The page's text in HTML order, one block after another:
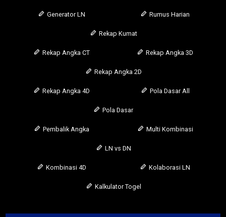
Generator LN Rumus Harian
Rekap Kumat
Rekap Angka CT Rekap Angka 3D
Rekap Angka 2D
Rekap Angka 4D Pola Dasar All
Pola Dasar
Pembalik Angka Multi Kombinasi
LN vs DN
Kombinasi 4D Kolaborasi LN
Kalkulator Togel